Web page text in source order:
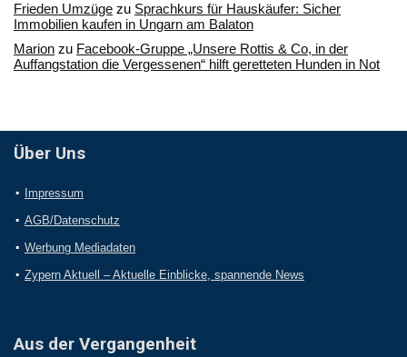
Frieden Umzüge zu Sprachkurs für Hauskäufer: Sicher
Immobilien kaufen in Ungarn am Balaton
Marion zu Facebook-Gruppe „Unsere Rottis & Co, in der
Auffangstation die Vergessenen“ hilft geretteten Hunden in Not
Über Uns
Impressum
AGB/Datenschutz
Werbung Mediadaten
Zypern Aktuell – Aktuelle Einblicke, spannende News
Aus der Vergangenheit